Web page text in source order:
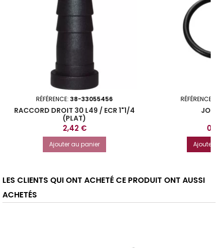
RÉFÉRENCE: 38-33055456
RACCORD DROIT 30 L49 / ECR 1"1/4
(PLAT)
Prix
2,42 €
Ajouter au panier
RÉFÉRENCE:
Prix
Ajouter
LES CLIENTS QUI ONT ACHETÉ CE PRODUIT ONT AUSSI
ACHETÉS